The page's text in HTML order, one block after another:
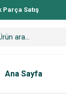
Satış
Ana Sayfa